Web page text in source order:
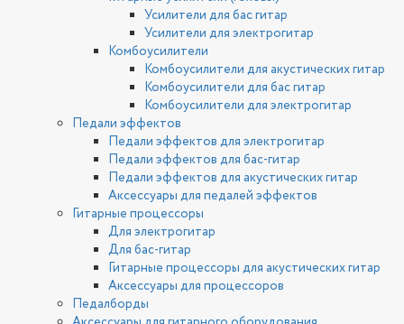
Усилители для бас гитар
Усилители для электрогитар
Комбоусилители
Комбоусилители для акустических гитар
Комбоусилители для бас гитар
Комбоусилители для электрогитар
Педали эффектов
Педали эффектов для электрогитар
Педали эффектов для бас-гитар
Педали эффектов для акустических гитар
Аксессуары для педалей эффектов
Гитарные процессоры
Для электрогитар
Для бас-гитар
Гитарные процессоры для акустических гитар
Аксессуары для процессоров
Педалборды